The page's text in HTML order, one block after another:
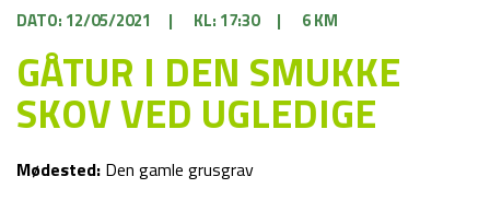
DATO: 12/05/2021 | KL: 17:30 | 6 KM
GÅTUR I DEN SMUKKE
SKOV VED UGLEDIGE
Mødested: Den gamle grusgrav